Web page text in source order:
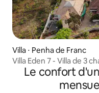
Villa ⋅ Penha de Franc
Villa Eden 7 - Villa de 3
le fleuve
Le confort